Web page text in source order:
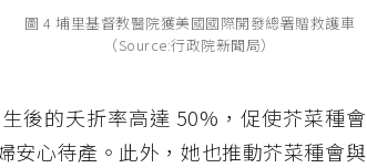
圖 4 埔里基督教醫院獲美國國際開發總署贈救護車
（Source:行政院新聞局）
後的夭折率高達 50%，促使芥菜種會
安心待產。此外，她也推動芥菜種會與